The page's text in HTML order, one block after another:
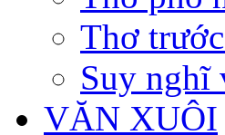
Thơ
Suy nghĩ
VĂN XUÔI